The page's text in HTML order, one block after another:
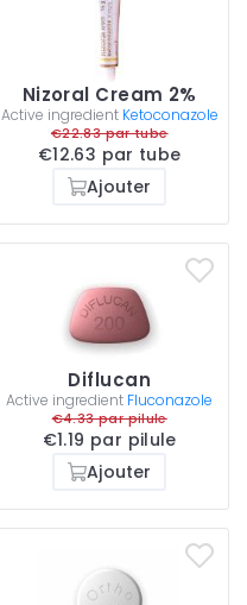
Nizoral Cream 2%
Active ingredient Ketoconazole
€22.83 par tube
€12.63 par tube
Ajouter
Diflucan
Active ingredient Fluconazole
€4.33 par pilule
€1.19 par pilule
Ajouter